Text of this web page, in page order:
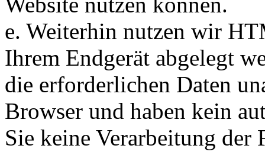
e. Weiterhin nutzen wir
Ihrem Endgerät abgelegt
die erforderlichen Daten
Browser und haben kein
Sie keine Verarbeitung der